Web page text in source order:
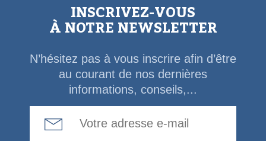
INSCRIVEZ-VOUS
À NOTRE NEWSLETTER
N’hésitez pas à vous inscrire afin d’être
au courant de nos dernières
informations, conseils,...